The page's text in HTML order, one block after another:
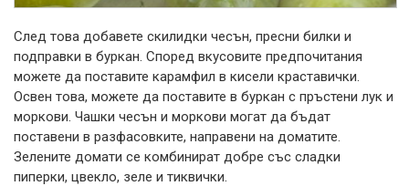
След това добавете скилидки чесън, пресни билки и
подправки в буркан. Според вкусовите предпочитания
можете да поставите карамфил в кисели краставички.
Освен това, можете да поставите в буркан с пръстени лук и
моркови. Чашки чесън и моркови могат да бъдат
поставени в разфасовките, направени на доматите.
Зелените домати се комбинират добре със сладки
пиперки, цвекло, зеле и тиквички.